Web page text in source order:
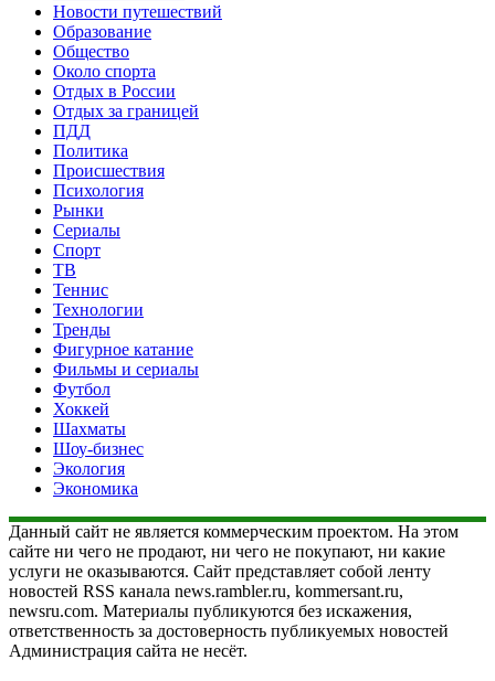
Новости путешествий
Образование
Общество
Около спорта
Отдых в России
Отдых за границей
ПДД
Политика
Происшествия
Психология
Рынки
Сериалы
Спорт
ТВ
Теннис
Технологии
Тренды
Фигурное катание
Фильмы и сериалы
Футбол
Хоккей
Шахматы
Шоу-бизнес
Экология
Экономика
Данный сайт не является коммерческим проектом. На этом
сайте ни чего не продают, ни чего не покупают, ни какие
услуги не оказываются. Сайт представляет собой ленту
новостей RSS канала news.rambler.ru, kommersant.ru,
newsru.com. Материалы публикуются без искажения,
ответственность за достоверность публикуемых новостей
Администрация сайта не несёт.